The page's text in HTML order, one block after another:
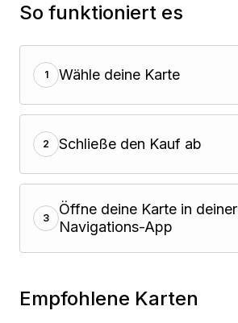
So funktioniert es
1 Wähle deine Karte
2 Schließe den Kauf ab
3
Öffne deine Karte in deiner
Navigations-App
Empfohlene Karten